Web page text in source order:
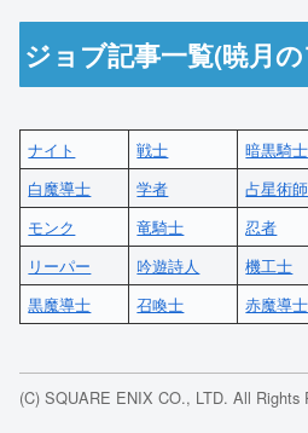
ジョブ記事一覧(暁月
ナイト 戦士 暗黒騎士
白魔導士
学者 占星術師
モンク
竜騎士 忍者
リーパー
吟遊詩人 機工士
黒魔導士
召喚士 赤魔導士
(C) SQUARE ENIX CO., LTD. All Rights